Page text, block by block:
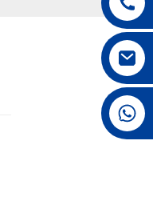
Loading...
Loading...